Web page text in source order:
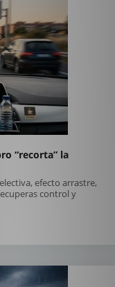
“recorta” la
efecto arrastre,
control y